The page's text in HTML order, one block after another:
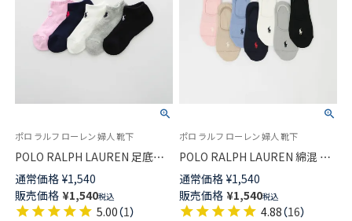
ポロ ラルフ ローレン 婦人 靴下
POLO RALPH LAUREN 足底パ
イル オーガニックコットン混
スニーカー丈 ソックス レディ
ース 03207894
通常価格 ¥1,540
販売価格 ¥1,540税込
5.00（1）
ポロ ラルフ ローレン 婦人 靴下
POLO RALPH LAUREN 綿混 フ
ットカバー 深履き かかと滑り
止め付き カバーソックス レデ
ィース 03207940
通常価格 ¥1,540
販売価格 ¥1,540税込
4.88（16）